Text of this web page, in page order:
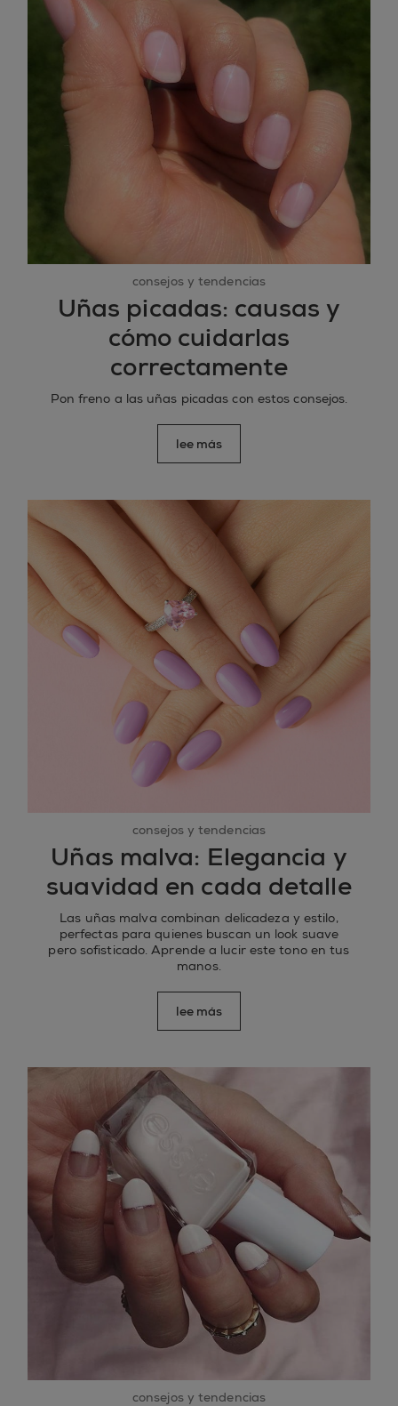
consejos y tendencias
Uñas picadas: causas y
cómo cuidarlas
correctamente
Pon freno a las uñas picadas con estos consejos.
lee más
consejos y tendencias
Uñas malva: Elegancia y
suavidad en cada detalle
Las uñas malva combinan delicadeza y estilo,
perfectas para quienes buscan un look suave
pero sofisticado. Aprende a lucir este tono en tus
manos.
lee más
consejos y tendencias